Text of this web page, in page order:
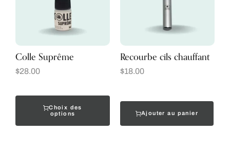
Colle Suprême
$28.00
Choix des
options
Recourbe cils chauffant
$18.00
Ajouter au panier